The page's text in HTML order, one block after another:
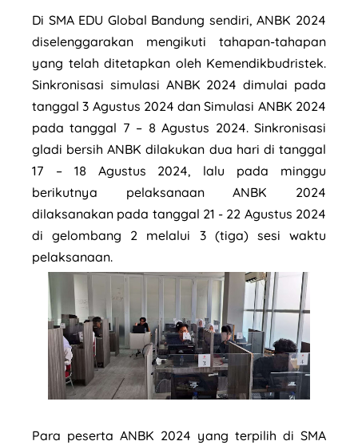
Di SMA EDU Global Bandung sendiri, ANBK 2024
diselenggarakan mengikuti tahapan-tahapan
yang telah ditetapkan oleh Kemendikbudristek.
Sinkronisasi simulasi ANBK 2024 dimulai pada
tanggal 3 Agustus 2024 dan Simulasi ANBK 2024
pada tanggal 7 – 8 Agustus 2024. Sinkronisasi
gladi bersih ANBK dilakukan dua hari di tanggal
17 – 18 Agustus 2024, lalu pada minggu
berikutnya pelaksanaan ANBK 2024
dilaksanakan pada tanggal 21 - 22 Agustus 2024
di gelombang 2 melalui 3 (tiga) sesi waktu
pelaksanaan.
Para peserta ANBK 2024 yang terpilih di SMA